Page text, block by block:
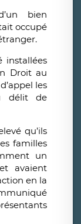
bien
occupé
installées
Droit au
les
délit de
qu’ils
familles
un
avaient
en la